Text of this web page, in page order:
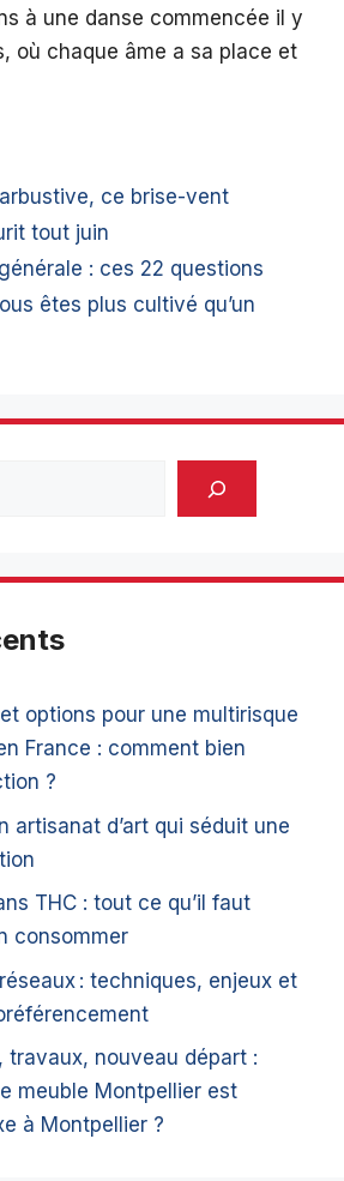
à une danse commencée il y
où chaque âme a sa place et
ce brise-vent
tout juin
: ces 22 questions
êtes plus cultivé qu’un
options pour une multirisque
France : comment bien
?
artisanat d’art qui séduit une
THC : tout ce qu’il faut
consommer
: techniques, enjeux et
travaux, nouveau départ :
meuble Montpellier est
à Montpellier ?